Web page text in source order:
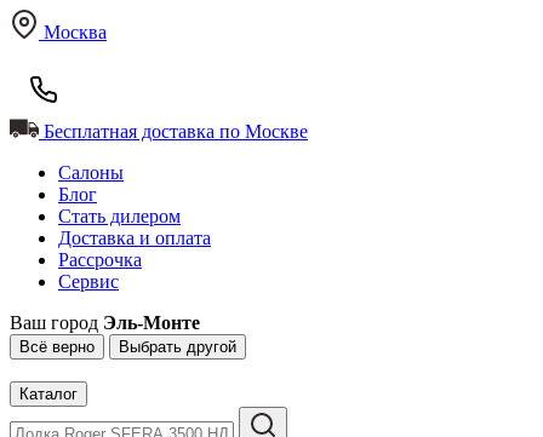
Москва
Бесплатная доставка по Москве
Салоны
Блог
Стать дилером
Доставка и оплата
Рассрочка
Сервис
Ваш город Эль-Монте
Всё верно Выбрать другой
Каталог